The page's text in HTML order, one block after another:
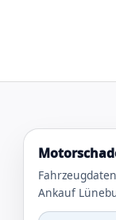
Ankauf